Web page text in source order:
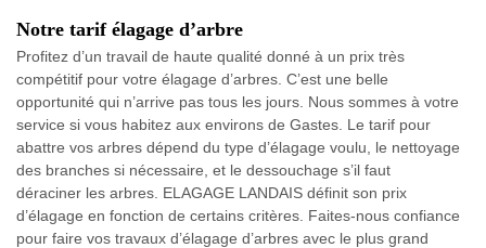
Notre tarif élagage d’arbre
Profitez d’un travail de haute qualité donné à un prix très
compétitif pour votre élagage d’arbres. C’est une belle
opportunité qui n’arrive pas tous les jours. Nous sommes à votre
service si vous habitez aux environs de Gastes. Le tarif pour
abattre vos arbres dépend du type d’élagage voulu, le nettoyage
des branches si nécessaire, et le dessouchage s’il faut
déraciner les arbres. ELAGAGE LANDAIS définit son prix
d’élagage en fonction de certains critères. Faites-nous confiance
pour faire vos travaux d’élagage d’arbres avec le plus grand